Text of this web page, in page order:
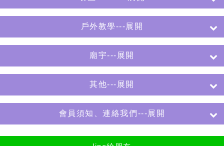
戶外教學---展開
廟宇---展開
其他---展開
會員須知、連絡我們---展開